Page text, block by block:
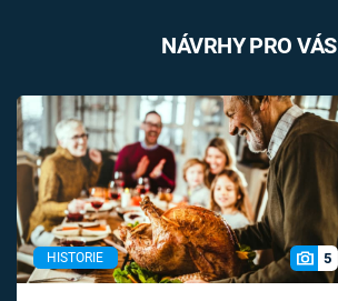
NÁVRHY PRO VÁS
HISTORIE 5